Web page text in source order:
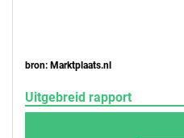
bron: Marktplaats.nl
Uitgebreid rapport